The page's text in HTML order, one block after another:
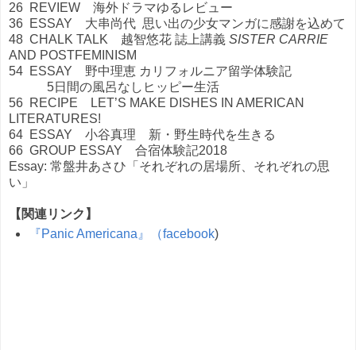
26 REVIEW 海外ドラマゆるレビュー
36 ESSAY 大串尚代 思い出の少女マンガに感謝を込めて
48 CHALK TALK 越智悠花 誌上講義 SISTER CARRIE
AND POSTFEMINISM
54 ESSAY 野中理恵 カリフォルニア留学体験記
5日間の風呂なしヒッピー生活
56 RECIPE
LET’S MAKE DISHES IN AMERICAN
LITERATURES!
64 ESSAY 小谷真理 新・野生時代を生きる
66 GROUP ESSAY 合宿体験記2018
Essay: 常盤井あさひ「それぞれの居場所、それぞれの思
い」
【関連リンク】
『Panic Americana 』（facebook)